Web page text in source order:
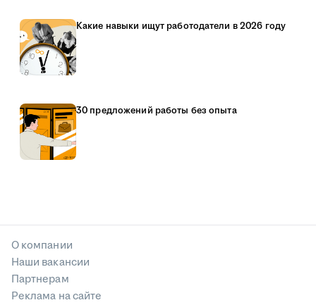
Какие навыки ищут работодатели в 2026 году
30 предложений работы без опыта
О компании
Наши вакансии
Партнерам
Реклама на сайте